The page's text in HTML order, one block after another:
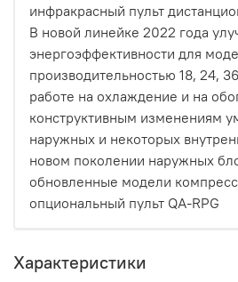
инфракрасный пульт
В новой линейке 2022 года
энергоэффективности для
производительностью 18, 24,
работе на охлаждение и на
конструктивным изменениям
наружных и некоторых
новом поколении наружных
обновленные модели
опциональный пульт QA-RPG
Характеристики